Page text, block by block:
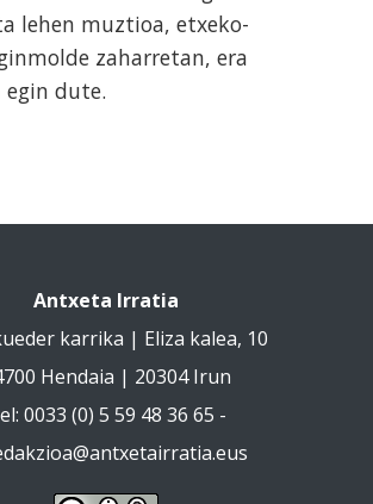
lehen muztioa, etxeko-
zaharretan, era
dute.
Antxeta Irratia
karrika | Eliza kalea, 10
Hendaia | 20304 Irun
0033 (0) 5 59 48 36 65 -